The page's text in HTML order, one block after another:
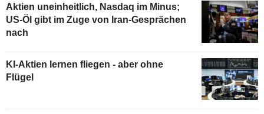
Aktien uneinheitlich, Nasdaq im Minus;
US-Öl gibt im Zuge von Iran-Gesprächen
nach
KI-Aktien lernen fliegen - aber ohne
Flügel